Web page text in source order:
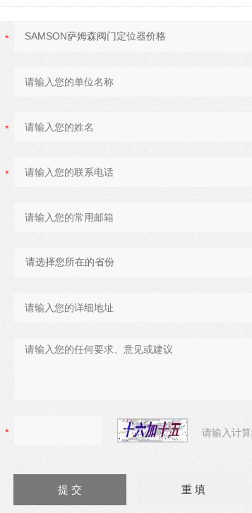
请输入计